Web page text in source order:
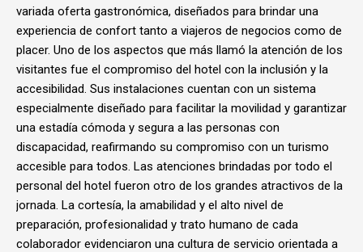
variada oferta gastronómica, diseñados para brindar una
experiencia de confort tanto a viajeros de negocios como de
placer. Uno de los aspectos que más llamó la atención de los
visitantes fue el compromiso del hotel con la inclusión y la
accesibilidad. Sus instalaciones cuentan con un sistema
especialmente diseñado para facilitar la movilidad y garantizar
una estadía cómoda y segura a las personas con
discapacidad, reafirmando su compromiso con un turismo
accesible para todos. Las atenciones brindadas por todo el
personal del hotel fueron otro de los grandes atractivos de la
jornada. La cortesía, la amabilidad y el alto nivel de
preparación, profesionalidad y trato humano de cada
colaborador evidenciaron una cultura de servicio orientada a